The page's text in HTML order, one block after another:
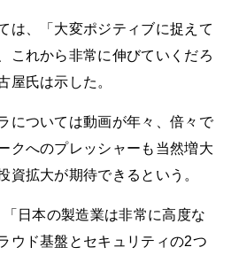
は、「大変ポジティブに捉えて
これから非常に伸びていくだろ
屋氏は示した。
については動画が年々、倍々で
クへのプレッシャーも当然増大
資拡大が期待できるという。
日本の製造業は非常に高度な
ウド基盤とセキュリティの2つ